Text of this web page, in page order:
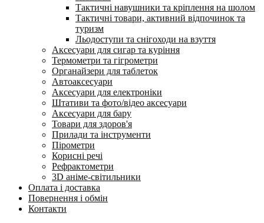
Тактичні навушники та кріплення на шолом
Тактичні товари, активний відпочинок та
туризм
Льодоступи та снігоходи на взуття
Аксесуари для сигар та куріння
Термометри та гігрометри
Органайзери для таблеток
Автоаксесуари
Аксесуари для електроніки
Штативи та фото/відео аксесуари
Аксесуари для бару
Товари для здоров'я
Прилади та інструменти
Пірометри
Корисні речі
Рефрактометри
3D аніме-світильники
Оплата і доставка
Повернення і обмін
Контакти